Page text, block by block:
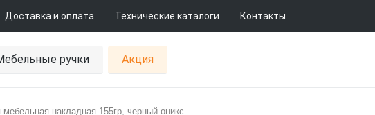
Доставка и оплата Технические каталоги Контакты
ручки Акция
накладная 155гр, черный оникс